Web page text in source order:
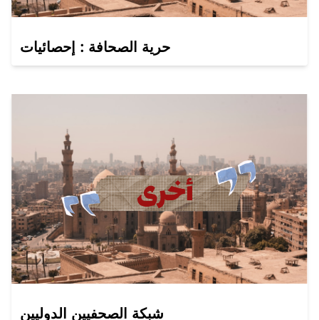
حرية الصحافة : إحصائيات
شبكة الصحفيين الدوليين